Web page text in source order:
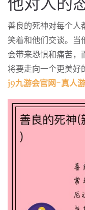
善良的死神对每个人
笑着和他们交谈。
会带来恐惧和痛苦
将要走向一个更美好
j9九游会官网-真人